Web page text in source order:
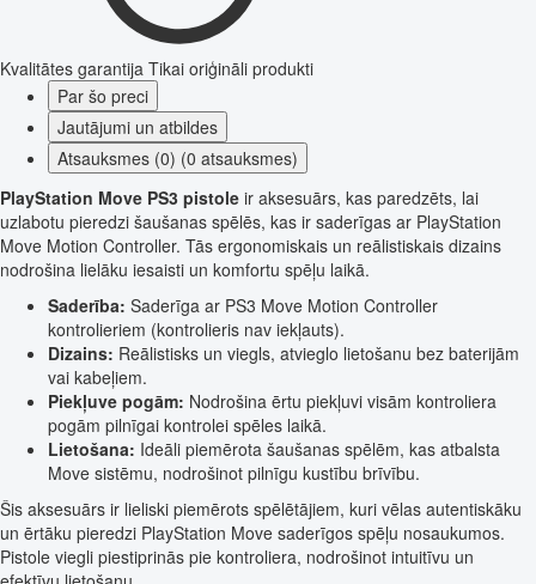
Kvalitātes garantija Tikai oriģināli produkti
Par šo preci
Jautājumi un atbildes
Atsauksmes (0) (0 atsauksmes)
PlayStation Move PS3 pistole ir aksesuārs, kas paredzēts, lai
uzlabotu pieredzi šaušanas spēlēs, kas ir saderīgas ar PlayStation
Move Motion Controller. Tās ergonomiskais un reālistiskais dizains
nodrošina lielāku iesaisti un komfortu spēļu laikā.
Saderība: Saderīga ar PS3 Move Motion Controller
kontrolieriem (kontrolieris nav iekļauts).
Dizains: Reālistisks un viegls, atvieglo lietošanu bez baterijām
vai kabeļiem.
Piekļuve pogām: Nodrošina ērtu piekļuvi visām kontroliera
pogām pilnīgai kontrolei spēles laikā.
Lietošana: Ideāli piemērota šaušanas spēlēm, kas atbalsta
Move sistēmu, nodrošinot pilnīgu kustību brīvību.
Šis aksesuārs ir lieliski piemērots spēlētājiem, kuri vēlas autentiskāku
un ērtāku pieredzi PlayStation Move saderīgos spēļu nosaukumos.
Pistole viegli piestiprinās pie kontroliera, nodrošinot intuitīvu un